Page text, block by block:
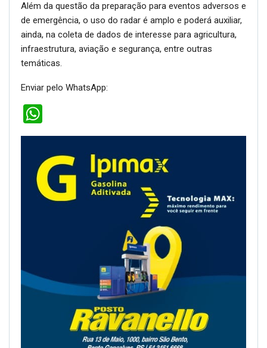
Além da questão da preparação para eventos adversos e
de emergência, o uso do radar é amplo e poderá auxiliar,
ainda, na coleta de dados de interesse para agricultura,
infraestrutura, aviação e segurança, entre outras
temáticas.
Enviar pelo WhatsApp: